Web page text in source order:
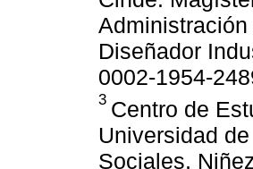
Diseñador
0002-1954-
3 Centro de
Universidad
Sociales,